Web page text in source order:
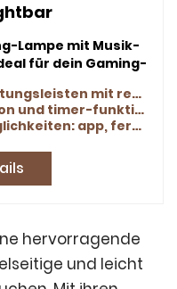
Lampe mit Musik-
für dein Gaming-
regenbogenähnlichem effekt
und timer-funktion
fernbedienung, steuerbox
hervorragende
und leicht